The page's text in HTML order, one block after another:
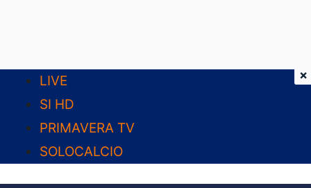
contenuto
LIVE
SI HD
PRIMAVERA TV
SOLOCALCIO
×